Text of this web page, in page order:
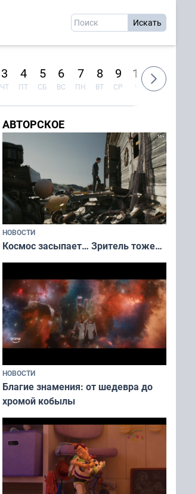
3
ЧТ
4
ПТ
5
СБ
6
ВС
7
ПН
8
ВТ
9
СР
10
ЧТ
11
ПТ
АВТОРСКОЕ
НОВОСТИ
Космос засыпает… Зритель тоже…
НОВОСТИ
Благие знамения: от шедевра до
хромой кобылы